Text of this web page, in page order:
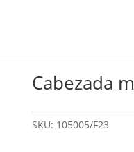
Cabezada
SKU: 105005/F23